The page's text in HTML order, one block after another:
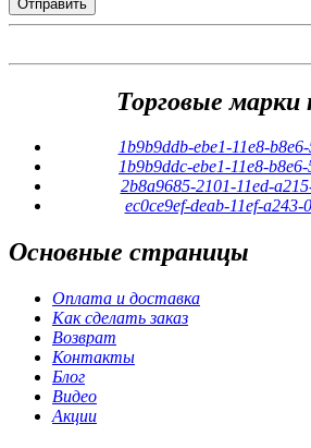
Торговые марки
1b9b9ddb-ebe1-11e8-
1b9b9ddc-ebe1-11e8-
2b8a9685-2101-11ed-
ec0ce9ef-deab-11ef-a243-
Основные страницы
Оплата и доставка
Как сделать заказ
Возврат
Контакты
Блог
Видео
Акции